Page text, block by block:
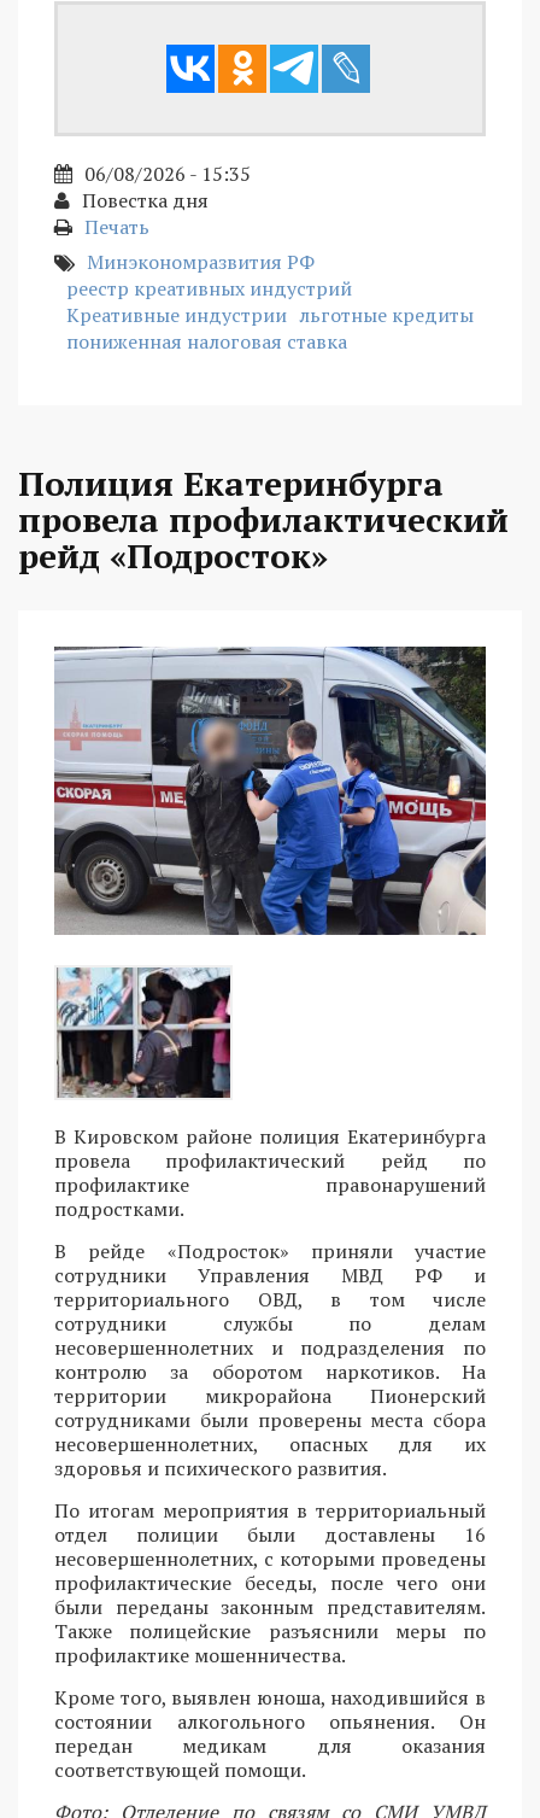
06/08/2026 - 15:35
Повестка дня
Печать
Минэкономразвития РФ
реестр креативных индустрий
Креативные индустрии льготные кредиты
пониженная налоговая ставка
Полиция Екатеринбурга
провела профилактический
рейд «Подросток»
В Кировском районе полиция Екатеринбурга
провела профилактический рейд по
профилактике правонарушений
подростками.
В рейде «Подросток» приняли участие
сотрудники Управления МВД РФ и
территориального ОВД, в том числе
сотрудники службы по делам
несовершеннолетних и подразделения по
контролю за оборотом наркотиков. На
территории микрорайона Пионерский
сотрудниками были проверены места сбора
несовершеннолетних, опасных для их
здоровья и психического развития.
По итогам мероприятия в территориальный
отдел полиции были доставлены 16
несовершеннолетних, с которыми проведены
профилактические беседы, после чего они
были переданы законным представителям.
Также полицейские разъяснили меры по
профилактике мошенничества.
Кроме того, выявлен юноша, находившийся в
состоянии алкогольного опьянения. Он
передан медикам для оказания
соответствующей помощи.
Фото: Отделение по связям со СМИ УМВД